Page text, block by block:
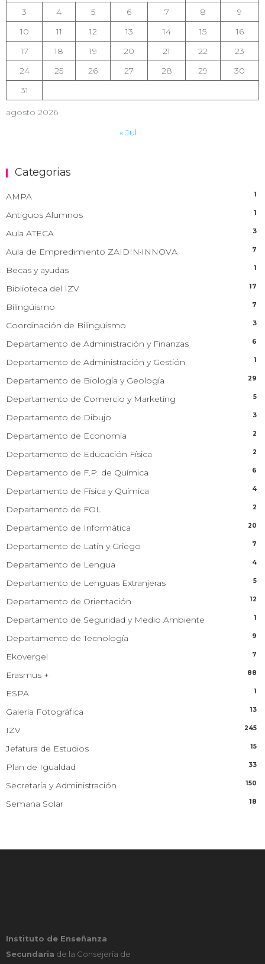
agosto 2026
3 4 5 6 7 8
9
10
11 12 13 14 15
16
17
18 19 20 21 22
23
24
25 26 27 28 29
30
31
« Jul
Categorias
AMPA 1
Antiguos Alumnos 1
Aula ATECA 3
Aula de Empredimiento ZAIDIN·INNOVA 7
Becas y ayudas 1
Biblioteca del IZV 17
Bilingüismo 7
Coordinación de Bilingüismo 3
Departamento de Administración y Finanzas 6
Departamento de Administración y Gestión 1
Departamento de Biología y Geología 29
Departamento de Comercio y Marketing 5
Departamento de Dibujo 3
Departamento de Economía 2
Departamento de Educación Física 2
Departamento de F.P. de Química 6
Departamento de Física y Química 4
Departamento de FOL 2
Departamento de Informática 20
Departamento de Latín y Griego 7
Departamento de Lengua 4
Departamento de Lenguas Extranjeras 5
Departamento de Orientación 12
Departamento de Seguridad y Medio Ambiente 1
Departamento de Tecnología 9
Ekovergel 7
Erasmus + 88
ESPA 1
Galería Fotográfica 13
IZV 245
Jefatura de Estudios 15
Plan de Igualdad 33
Secretaría y Administración 150
Semana Solar 18
Instituto de Enseñanza
Secundaria de la Consejería de